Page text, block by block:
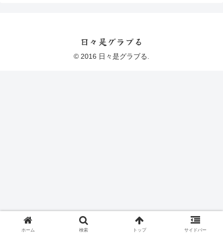
日々是グラブる
© 2016 日々是グラブる.
ホーム 検索 トップ サイドバー